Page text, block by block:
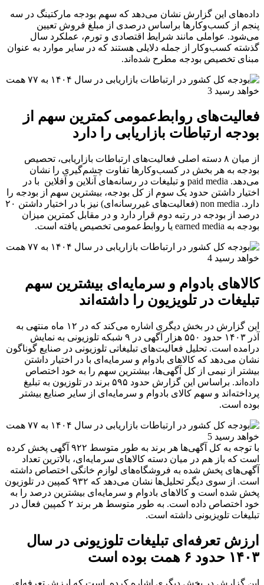
داده‌های این گزارش نشان می‌دهد که سهم بودجه مارکتینگ در سه
پنجم از کسب‌وکارها براساس درصدی از مبلغ فروش تعیین
می‌شود. عواملی مانند شرایط اقتصادی و تورم، عملکرد سال
گذشته کسب‌وکار از جمله دلایلی هستند که در سایر موارد به عنوان
مبنای تخصیص بودجه مطرح شده‌اند.
فعالیت‌های روابط‌عمومی کمترین سهم از
بودجه ارتباطات بازاریابی را دارد
از میان ۸ دسته اصلی فعالیت‌های ارتباطات بازاریابی، تحصیص
بودجه به هر بخش در کسب‌و‌کارها تفاوت چشم‌گیری را نشان
می‌دهد. paid media و تبلیغات در رسانه‌های آنلاین و آفلاین با در
اختیار داشتن حدود یک سوم از کل بودجه، بیشترین سهم از بودجه را
دارد. non media (فعالیت‌های غیررسانه‌ای) نیز با در اختیار داشتن ۲۰
درصد از بودجه در رتبه دوم قرار دارد و در مقابل کمترین میزان
بودجه به earned media یا روابط‌عمومی تخصیص یافته است.
کالاهای بادوام و سرمایه‌ای بیشترین سهم
تبلیغات در تلویزیون را داشته‌اند
این گزارش در بخش دیگری اشاره می‌کند که در ۱۲ ماه منتهی به
آذر ۱۴۰۳ حدود ۵۵۰ هزار آگهی در ۹ شبکه تلوزیونی به نمایش
درامده است. تحلیل فعالیت‌های تبلیغاتی تلوزیونی در صنایع گوناگون
نشان می‌دهد که کالاهای بادوام و سرمایه‌ای با در اختیار داشتن
بیشتر از نیمی از کل آگهی‌ها، بیشترین سهم را به خود اختصاص
داده‌اند. براساس این گزارش حدود ۵۹۵ برند در تلوزیون به تبلیغ
پرداخته‌اند و سهم کالای بادوام و سرمایه‌ای از سایر صنایع بیشتر
بوده است.
با توجه به کل آگهی‌ها هر برند به طور متوسط ۹۲۲ آگهی پخش کرده
است که باز هم در میان دسته کالاهای سرمایه‌ای، بالاترین تعداد
آگهی‌های پخش شده به فروشگاه‌های لوازم خانگی اختصاص داشته
است. از سوی دیگر تحلیل‌ها نشان می‌دهد که ۹۳۲ کمپین در تلوزیون
پخش شده است و کالاهای بادوام و سرمایه‌ای بیشترین درصد را به
خود اختصاص داده است. به طور متوسط هر برند ۲ کمپین فعال در
تبلیغات تلویزیونی داشته است.
ارزش تعرفه‌ای تبلیغات تلوزیونی در سال
۱۴۰۳ حدود ۶ همت بوده است
این گزارش در بخش دیگری اشاره کرده است که ارزش تعرفه‌ای